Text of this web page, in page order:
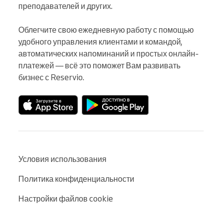
преподавателей и других.
Облегчите свою ежедневную работу с помощью
удобного управления клиентами и командой,
автоматических напоминаний и простых онлайн-
платежей — всё это поможет Вам развивать
бизнес с Reservio.
Условия использования
Политика конфиденциальности
Настройки файлов cookie